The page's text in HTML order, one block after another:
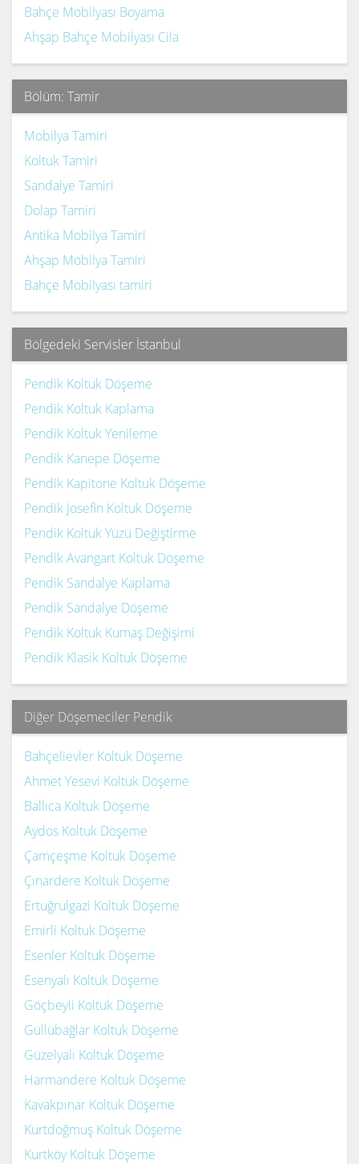
Bahçe Mobilyası Boyama
Ahşap Bahçe Mobilyası Cila
Bölüm: Tamir
Mobilya Tamiri
Koltuk Tamiri
Sandalye Tamiri
Dolap Tamiri
Antika Mobilya Tamiri
Ahşap Mobilya Tamiri
Bahçe Mobilyası tamiri
Bölgedeki Servisler İstanbul
Pendik Koltuk Döşeme
Pendik Koltuk Kaplama
Pendik Koltuk Yenileme
Pendik Kanepe Döşeme
Pendik Kapitone Koltuk Döşeme
Pendik Josefin Koltuk Döşeme
Pendik Koltuk Yüzü Değiştirme
Pendik Avangart Koltuk Döşeme
Pendik Sandalye Kaplama
Pendik Sandalye Döşeme
Pendik Koltuk Kumaş Değişimi
Pendik Klasik Koltuk Döşeme
Diğer Döşemeciler Pendik
Bahçelievler Koltuk Döşeme
Ahmet Yesevi Koltuk Döşeme
Ballıca Koltuk Döşeme
Aydos Koltuk Döşeme
Çamçeşme Koltuk Döşeme
Çınardere Koltuk Döşeme
Ertuğrulgazi Koltuk Döşeme
Emirli Koltuk Döşeme
Esenler Koltuk Döşeme
Esenyalı Koltuk Döşeme
Göçbeyli Koltuk Döşeme
Güllübağlar Koltuk Döşeme
Güzelyalı Koltuk Döşeme
Harmandere Koltuk Döşeme
Kavakpınar Koltuk Döşeme
Kurtdoğmuş Koltuk Döşeme
Kurtköy Koltuk Döşeme